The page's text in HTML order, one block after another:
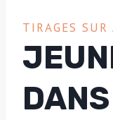
TIRAGES SUR